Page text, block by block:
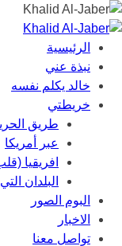
الرئيسية
نبذة عني
خالد يكلم نفسه
خريطتي
طريق
عبر أمريكا
افريقيا
البلدان
البوم الصور
الاخبار
تواصل معنا